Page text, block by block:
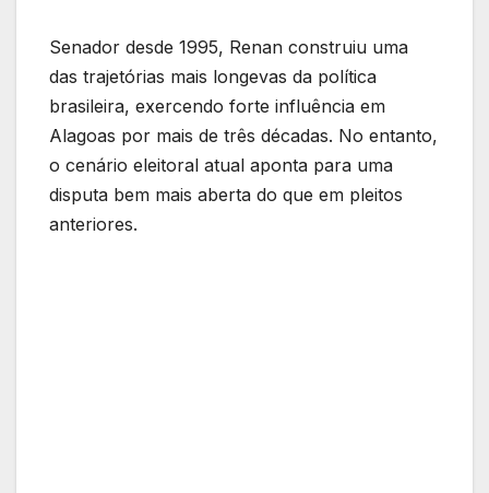
Senador desde 1995, Renan construiu uma
das trajetórias mais longevas da política
brasileira, exercendo forte influência em
Alagoas por mais de três décadas. No entanto,
o cenário eleitoral atual aponta para uma
disputa bem mais aberta do que em pleitos
anteriores.